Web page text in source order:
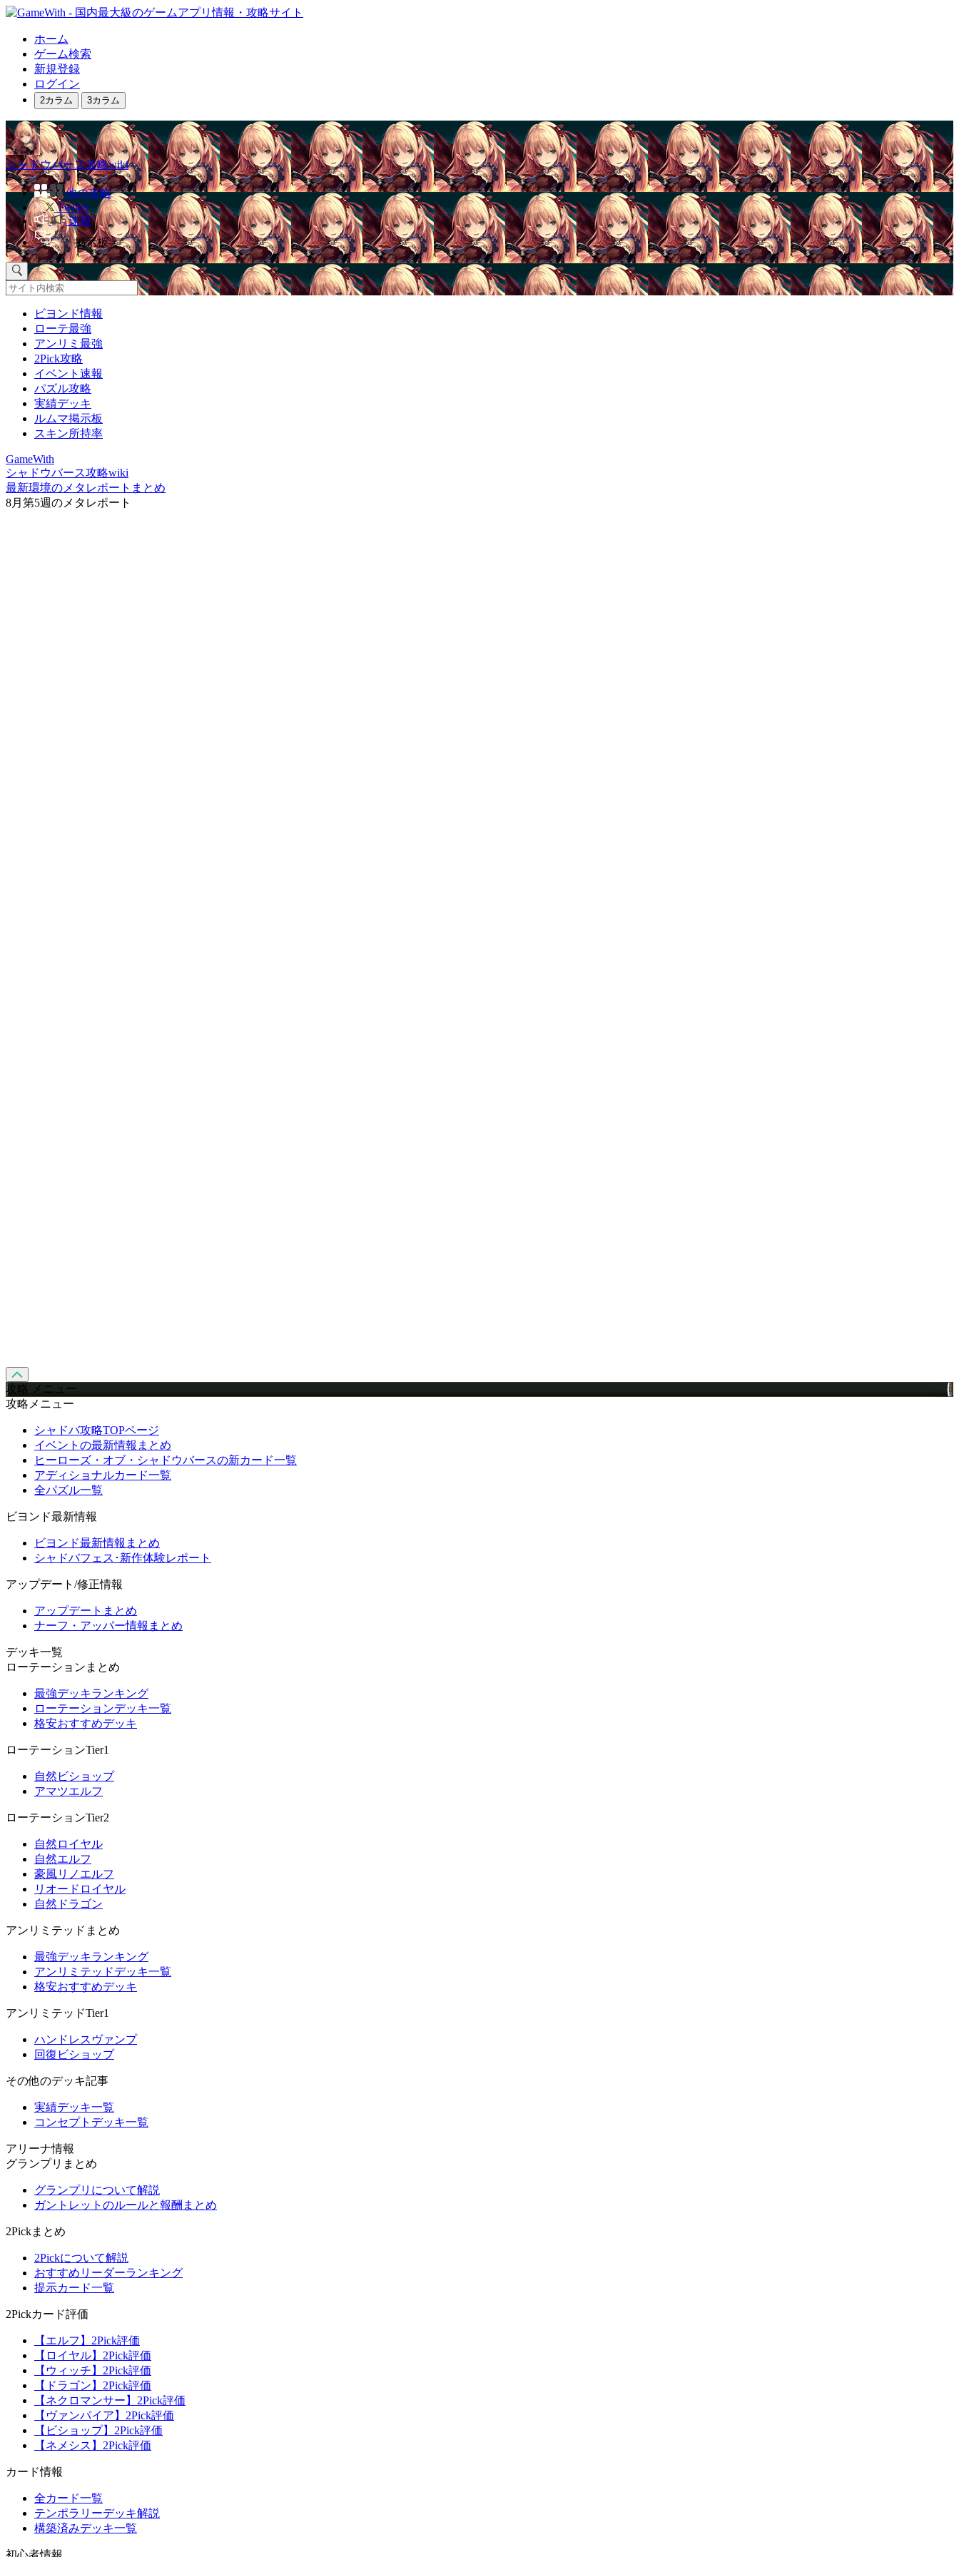
ホーム
ゲーム検索
新規登録
ログイン
2カラム 3カラム
シャドウバース攻略wiki
他の攻略
Twitter
速報
掲示板
ビヨンド情報
ローテ最強
アンリミ最強
2Pick攻略
イベント速報
パズル攻略
実績デッキ
ルムマ掲示板
スキン所持率
GameWith
シャドウバース攻略wiki
最新環境のメタレポートまとめ
8月第5週のメタレポート
攻略 メニュー
攻略メニュー
シャドバ攻略TOPページ
イベントの最新情報まとめ
ヒーローズ・オブ・シャドウバースの新カード一覧
アディショナルカード一覧
全パズル一覧
ビヨンド最新情報
ビヨンド最新情報まとめ
シャドバフェス･新作体験レポート
アップデート/修正情報
アップデートまとめ
ナーフ・アッパー情報まとめ
デッキ一覧
ローテーションまとめ
最強デッキランキング
ローテーションデッキ一覧
格安おすすめデッキ
ローテーションTier1
自然ビショップ
アマツエルフ
ローテーションTier2
自然ロイヤル
自然エルフ
豪風リノエルフ
リオードロイヤル
自然ドラゴン
アンリミテッドまとめ
最強デッキランキング
アンリミテッドデッキ一覧
格安おすすめデッキ
アンリミテッドTier1
ハンドレスヴァンプ
回復ビショップ
その他のデッキ記事
実績デッキ一覧
コンセプトデッキ一覧
アリーナ情報
グランプリまとめ
グランプリについて解説
ガントレットのルールと報酬まとめ
2Pickまとめ
2Pickについて解説
おすすめリーダーランキング
提示カード一覧
2Pickカード評価
【エルフ】2Pick評価
【ロイヤル】2Pick評価
【ウィッチ】2Pick評価
【ドラゴン】2Pick評価
【ネクロマンサー】2Pick評価
【ヴァンパイア】2Pick評価
【ビショップ】2Pick評価
【ネメシス】2Pick評価
カード情報
全カード一覧
テンポラリーデッキ解説
構築済みデッキ一覧
初心者情報